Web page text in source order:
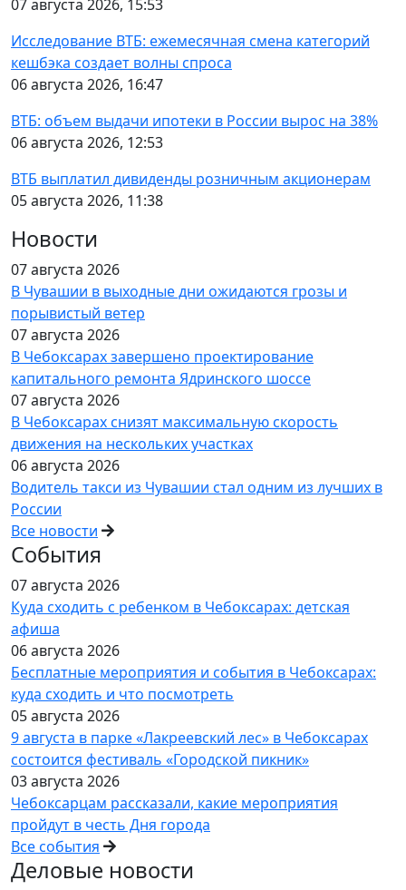
07 августа 2026, 15:53
Исследование ВТБ: ежемесячная смена категорий
кешбэка создает волны спроса
06 августа 2026, 16:47
ВТБ: объем выдачи ипотеки в России вырос на 38%
06 августа 2026, 12:53
ВТБ выплатил дивиденды розничным акционерам
05 августа 2026, 11:38
Новости
07 августа 2026
В Чувашии в выходные дни ожидаются грозы и
порывистый ветер
07 августа 2026
В Чебоксарах завершено проектирование
капитального ремонта Ядринского шоссе
07 августа 2026
В Чебоксарах снизят максимальную скорость
движения на нескольких участках
06 августа 2026
Водитель такси из Чувашии стал одним из лучших в
России
Все новости
События
07 августа 2026
Куда сходить с ребенком в Чебоксарах: детская
афиша
06 августа 2026
Бесплатные мероприятия и события в Чебоксарах:
куда сходить и что посмотреть
05 августа 2026
9 августа в парке «Лакреевский лес» в Чебоксарах
состоится фестиваль «Городской пикник»
03 августа 2026
Чебоксарцам рассказали, какие мероприятия
пройдут в честь Дня города
Все события
Деловые новости